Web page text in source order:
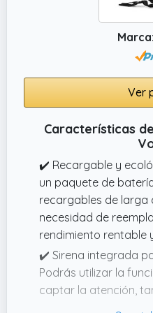
Ver
Características
✔️ Recargable y
un paquete de
recargables de larga
necesidad de
rendimiento rentable
✔️ Sirena integrada
Podrás utilizar la
captar la atención,